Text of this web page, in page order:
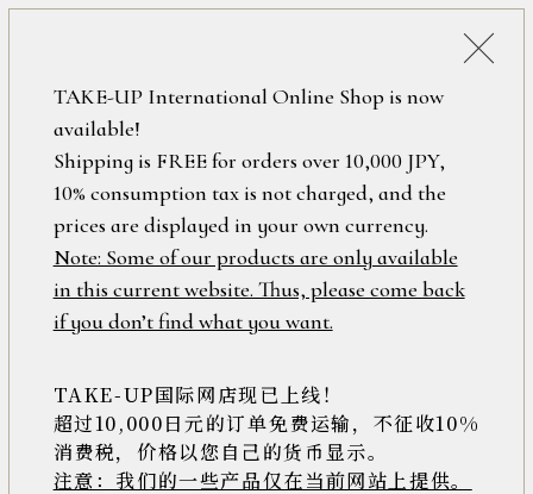
フリーワード
在庫なし含む
アイテム
ロ
グ
イ
ン
/
新
規
会
登
録
TAKE-UP International Online Shop is now
available!
Shipping is FREE for orders over 10,000 JPY,
10% consumption tax is not charged, and the
prices are displayed in your own currency.
Note: Some of our products are only available
in this current website. Thus, please come back
if you don’t find what you want.
TAKE-UP国际网店现已上线！
超过10,000日元的订单免费运输，不征收10%
消费税，价格以您自己的货币显示。
注意：我们的一些产品仅在当前网站上提供。